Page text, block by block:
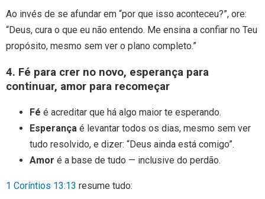
Ao invés de se afundar em “por que isso aconteceu?”, ore:
“Deus, cura o que eu não entendo. Me ensina a confiar no Teu
propósito, mesmo sem ver o plano completo.”
4. Fé para crer no novo, esperança para
continuar, amor para recomeçar
Fé é acreditar que há algo maior te esperando.
Esperança é levantar todos os dias, mesmo sem ver
tudo resolvido, e dizer: “Deus ainda está comigo”.
Amor é a base de tudo — inclusive do perdão.
1 Coríntios 13:13 resume tudo: